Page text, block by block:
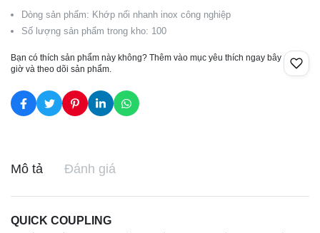
Dòng sản phẩm: Khớp nối nhanh inox công nghiệp
Số lượng sản phẩm trong kho: 100
Bạn có thích sản phẩm này không? Thêm vào mục yêu thích ngay bây
giờ và theo dõi sản phẩm.
Mô tả Đánh giá
QUICK COUPLING